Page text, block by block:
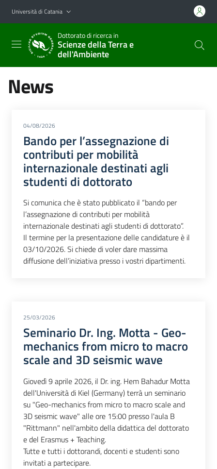
Vai al contenuto principale
Vai al menu di navigazione
Università di Catania
Dottorato di ricerca in
Scienze della Terra e
dell'Ambiente
News
04/08/2026
Bando per l’assegnazione di
contributi per mobilità
internazionale destinati agli
studenti di dottorato
Si comunica che è stato pubblicato il “bando per
l’assegnazione di contributi per mobilità
internazionale destinati agli studenti di dottorato”.
Il termine per la presentazione delle candidature è il
03/10/2026. Si chiede di voler dare massima
diffusione dell’iniziativa presso i vostri dipartimenti.
25/03/2026
Seminario Dr. Ing. Motta - Geo-
mechanics from micro to macro
scale and 3D seismic wave
Giovedì 9 aprile 2026, il Dr. ing. Hem Bahadur Motta
dell'Università di Kiel (Germany) terrà un seminario
su "Geo-mechanics from micro to macro scale and
3D seismic wave" alle ore 15:00 presso l'aula B
"Rittmann" nell'ambito della didattica del dottorato
e del Erasmus + Teaching.
Tutte e tutti i dottorandi, docenti e studenti sono
invitati a partecipare.